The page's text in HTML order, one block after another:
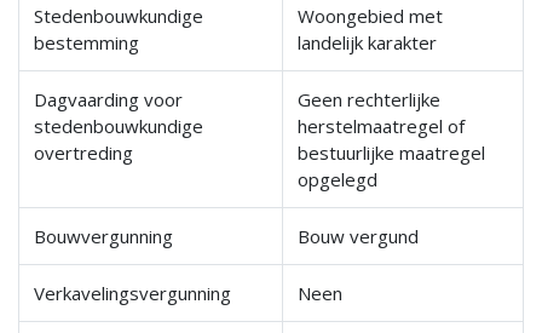
Stedenbouwkundige
bestemming
Woongebied met
landelijk karakter
Dagvaarding voor
stedenbouwkundige
overtreding
Geen rechterlijke
herstelmaatregel of
bestuurlijke maatregel
opgelegd
Bouwvergunning Bouw vergund
Verkavelingsvergunning Neen